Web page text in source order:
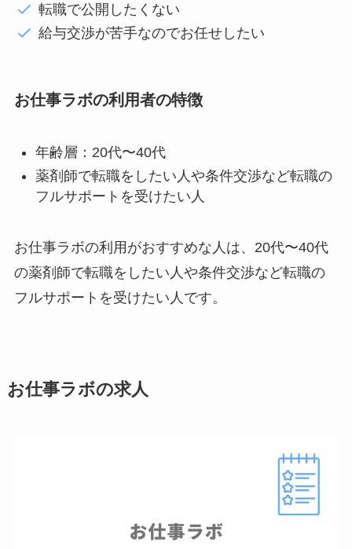
転職で公開したくない
給与交渉が苦手なのでお任せしたい
お仕事ラボの利用者の特徴
年齢層：20代〜40代
薬剤師で転職をしたい人や条件交渉など転職の
フルサポートを受けたい人
お仕事ラボの利用がおすすめな人は、20代〜40代
の薬剤師で転職をしたい人や条件交渉など転職の
フルサポートを受けたい人です。
お仕事ラボの求人